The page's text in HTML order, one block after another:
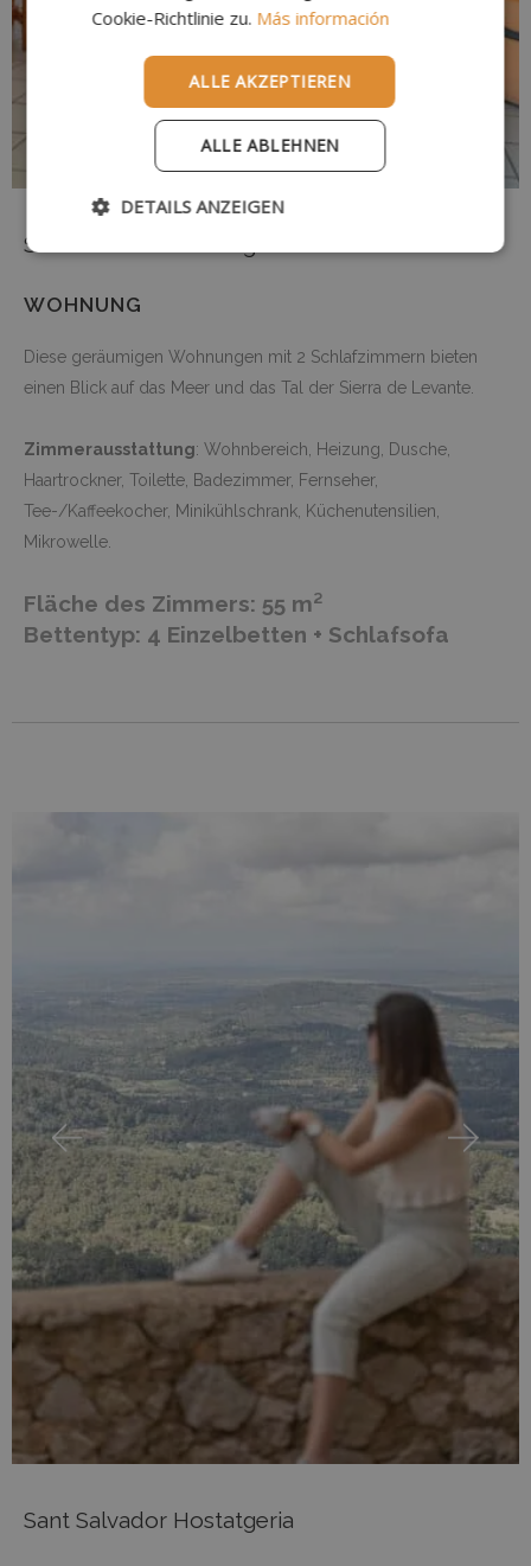
Sant Salvador Hostatgeria
WOHNUNG
Diese geräumigen Wohnungen mit 2 Schlafzimmern bieten
einen Blick auf das Meer und das Tal der Sierra de Levante.
Zimmerausstattung: Wohnbereich, Heizung, Dusche,
Haartrockner, Toilette, Badezimmer, Fernseher,
Tee-/Kaffeekocher, Minikühlschrank, Küchenutensilien,
Mikrowelle.
Fläche des Zimmers: 55 m²
Bettentyp: 4 Einzelbetten + Schlafsofa
Sant Salvador Hostatgeria
Cookie-Richtlinie zu. Más información
ALLE AKZEPTIEREN
ALLE ABLEHNEN
DETAILS ANZEIGEN